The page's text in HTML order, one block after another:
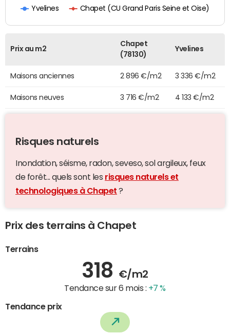
Yvelines Chapet (CU Grand Paris Seine et Oise)
Prix au m2
Chapet
(78130)
Yvelines
Maisons anciennes 2 896 €/m2 3 336 €/m2
Maisons neuves 3 716 €/m2 4 133 €/m2
Risques naturels
Inondation, séisme, radon, seveso, sol argileux, feux
de forêt... quels sont les risques naturels et
technologiques à Chapet ?
Prix des terrains à Chapet
Terrains
318 €/m2
Tendance sur 6 mois : +7 %
Tendance prix